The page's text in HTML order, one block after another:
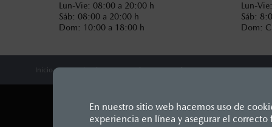
En nuestro sitio web hacemos uso de
experiencia en línea y asegurar el
Lun-Vie: 08:00 a 20:00 h
Sáb: 08:00 a 20:00 h
Dom: 10:00 a 18:00 h
Lun-
Sáb:
Dom:
Inicio Distribuidores Mazda Coatzacoalcos
LEGALES